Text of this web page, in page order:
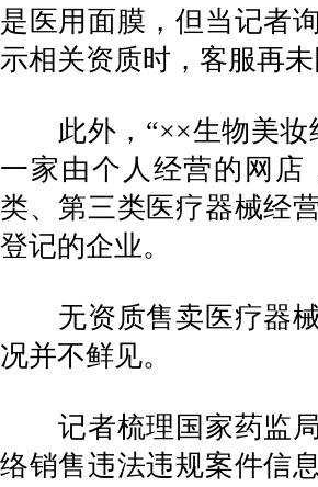
是医用面膜，但当记者
示相关资质时，客服再未
此外，“××生物美妆
一家由个人经营的网
类、第三类医疗器械经
登记的企业。
无资质售卖医疗器械
况并不鲜见。
记者梳理国家药监局
络销售违法违规案件信